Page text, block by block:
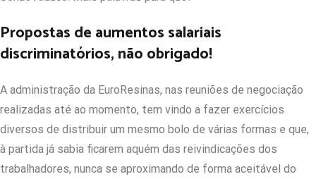
Propostas de aumentos salariais
discriminatórios, não obrigado!
A administração da EuroResinas, nas reuniões de negociação
realizadas até ao momento, tem vindo a fazer exercícios
diversos de distribuir um mesmo bolo de várias formas e que,
à partida já sabia ficarem aquém das reivindicações dos
trabalhadores, nunca se aproximando de forma aceitável do